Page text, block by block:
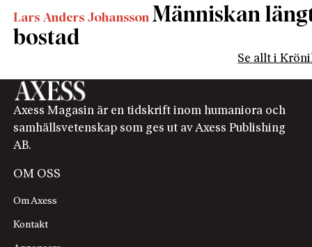
Lars Anders Johansson Människan
bostad
Se allt i
Axess Magasin är en tidskrift inom humaniora och
samhällsvetenskap som ges ut av Axess Publishing
AB.
OM OSS
Om Axess
Kontakt